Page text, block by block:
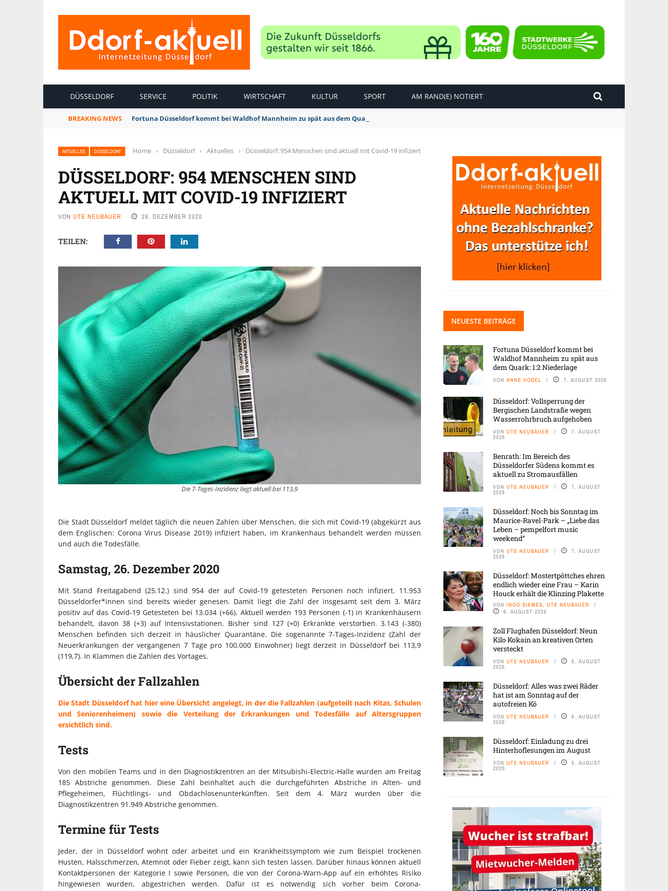
DÜSSELDORF SERVICE POLITIK WIRTSCHAFT KULTUR SPORT AM RAND(E) NOTIERT
BREAKING NEWS Fortuna Düsseldorf kommt bei Waldhof Mannheim zu spät aus dem Quark: 1:2 Niederlage
AKTUELLES DÜSSELDORF Home › Düsseldorf › Aktuelles › Düsseldorf: 954 Menschen sind aktuell mit Covid-19 infiziert
DÜSSELDORF: 954 MENSCHEN SIND
AKTUELL MIT COVID-19 INFIZIERT
VON UTE NEUBAUER 26. DEZEMBER 2020
TEILEN:
Die 7-Tages-Inzidenz liegt aktuell bei 113,9
Die Stadt Düsseldorf meldet täglich die neuen Zahlen über Menschen, die sich mit Covid-19 (abgekürzt aus
dem Englischen: Corona Virus Disease 2019) infiziert haben, im Krankenhaus behandelt werden müssen
und auch die Todesfälle.
Samstag, 26. Dezember 2020
Mit Stand Freitagabend (25.12.) sind 954 der auf Covid-19 getesteten Personen noch infiziert. 11.953
Düsseldorfer*innen sind bereits wieder genesen. Damit liegt die Zahl der insgesamt seit dem 3. März
positiv auf das Covid-19 Getesteten bei 13.034 (+66). Aktuell werden 193 Personen (-1) in Krankenhäusern
behandelt, davon 38 (+3) auf Intensivstationen. Bisher sind 127 (+0) Erkrankte verstorben. 3.143 (-380)
Menschen befinden sich derzeit in häuslicher Quarantäne. Die sogenannte 7-Tages-Inzidenz (Zahl der
Neuerkrankungen der vergangenen 7 Tage pro 100.000 Einwohner) liegt derzeit in Düsseldorf bei 113,9
(119,7). In Klammen die Zahlen des Vortages.
Übersicht der Fallzahlen
Die Stadt Düsseldorf hat hier eine Übersicht angelegt, in der die Fallzahlen (aufgeteilt nach Kitas, Schulen
und Seniorenheimen) sowie die Verteilung der Erkrankungen und Todesfälle auf Altersgruppen
ersichtlich sind.
Tests
Von den mobilen Teams und in den Diagnostikzentren an der Mitsubishi-Electric-Halle wurden am Freitag
185 Abstriche genommen. Diese Zahl beinhaltet auch die durchgeführten Abstriche in Alten- und
Pflegeheimen, Flüchtlings- und Obdachlosenunterkünften. Seit dem 4. März wurden über die
Diagnostikzentren 91.949 Abstriche genommen.
Termine für Tests
Jeder, der in Düsseldorf wohnt oder arbeitet und ein Krankheitssymptom wie zum Beispiel trockenen
Husten, Halsschmerzen, Atemnot oder Fieber zeigt, kann sich testen lassen. Darüber hinaus können aktuell
Kontaktpersonen der Kategorie I sowie Personen, die von der Corona-Warn-App auf ein erhöhtes Risiko
hingewiesen wurden, abgestrichen werden. Dafür ist es notwendig sich vorher beim Corona-
NEUESTE BEITRÄGE
Fortuna Düsseldorf kommt bei
Waldhof Mannheim zu spät aus
dem Quark: 1:2 Niederlage
VON ANNE VOGEL 7. AUGUST 2026
Düsseldorf: Vollsperrung der
Bergischen Landstraße wegen
Wasserrohrbruch aufgehoben
VON UTE NEUBAUER 7. AUGUST
2026
Benrath: Im Bereich des
Düsseldorfer Südens kommt es
aktuell zu Stromausfällen
VON UTE NEUBAUER 7. AUGUST
2026
Düsseldorf: Noch bis Sonntag im
Maurice-Ravel-Park – „Liebe das
Leben – pempelfort music
weekend“
VON UTE NEUBAUER 7. AUGUST
2026
Düsseldorf: Mostertpöttches ehren
endlich wieder eine Frau – Karin
Houck erhält die Klinzing Plakette
VON INGO SIEMES, UTE NEUBAUER
6. AUGUST 2026
Zoll Flughafen Düsseldorf: Neun
Kilo Kokain an kreativen Orten
versteckt
VON UTE NEUBAUER 6. AUGUST
2026
Düsseldorf: Alles was zwei Räder
hat ist am Sonntag auf der
autofreien Kö
VON UTE NEUBAUER 6. AUGUST
2026
Düsseldorf: Einladung zu drei
Hinterhoflesungen im August
VON UTE NEUBAUER 6. AUGUST
2026